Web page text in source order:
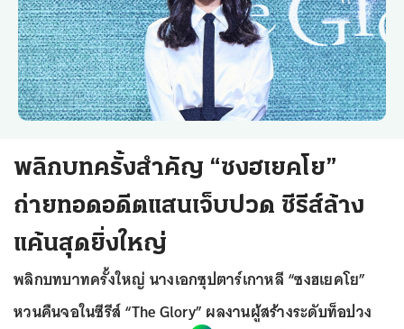
พลิกบทครั้งสำคัญ “ซงฮเยคโย”
ถ่ายทอดอดีตแสนเจ็บปวด ซีรีส์ล้าง
แค้นสุดยิ่งใหญ่
พลิกบทบาทครั้งใหญ่ นางเอกซุปตาร์เกาหลี “ซงฮเยคโย”
หวนคืนจอในซีรีส์ “The Glory” ผลงานผู้สร้างระดับท็อปวง